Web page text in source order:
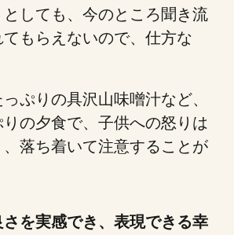
しても、今のところ聞き流
もらえないので、仕方な
ぷりの具沢山味噌汁など、
りの夕食で、子供への怒りは
落ち着いて注意することが
を実感でき、表現できる幸